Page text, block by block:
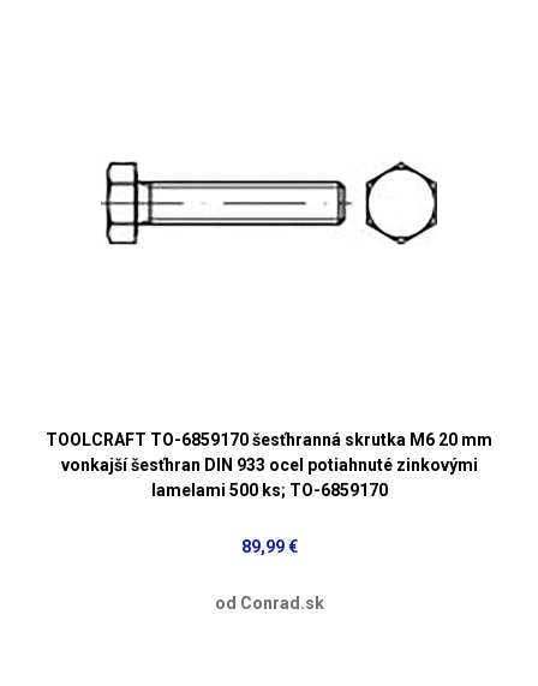
TOOLCRAFT TO-6859170 šesťhranná skrutka M6 20 mm
vonkajší šesťhran DIN 933 ocel potiahnuté zinkovými
lamelami 500 ks; TO-6859170
89,99 €
od Conrad.sk